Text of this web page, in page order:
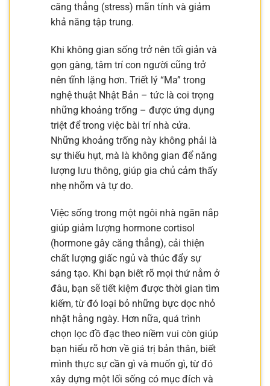
căng thẳng (stress) mãn tính và giảm
khả năng tập trung.
Khi không gian sống trở nên tối giản và
gọn gàng, tâm trí con người cũng trở
nên tĩnh lặng hơn. Triết lý “Ma” trong
nghệ thuật Nhật Bản – tức là coi trọng
những khoảng trống – được ứng dụng
triệt để trong việc bài trí nhà cửa.
Những khoảng trống này không phải là
sự thiếu hụt, mà là không gian để năng
lượng lưu thông, giúp gia chủ cảm thấy
nhẹ nhõm và tự do.
Việc sống trong một ngôi nhà ngăn nắp
giúp giảm lượng hormone cortisol
(hormone gây căng thẳng), cải thiện
chất lượng giấc ngủ và thúc đẩy sự
sáng tạo. Khi bạn biết rõ mọi thứ nằm ở
đâu, bạn sẽ tiết kiệm được thời gian tìm
kiếm, từ đó loại bỏ những bực dọc nhỏ
nhặt hằng ngày. Hơn nữa, quá trình
chọn lọc đồ đạc theo niềm vui còn giúp
bạn hiểu rõ hơn về giá trị bản thân, biết
mình thực sự cần gì và muốn gì, từ đó
xây dựng một lối sống có mục đích và